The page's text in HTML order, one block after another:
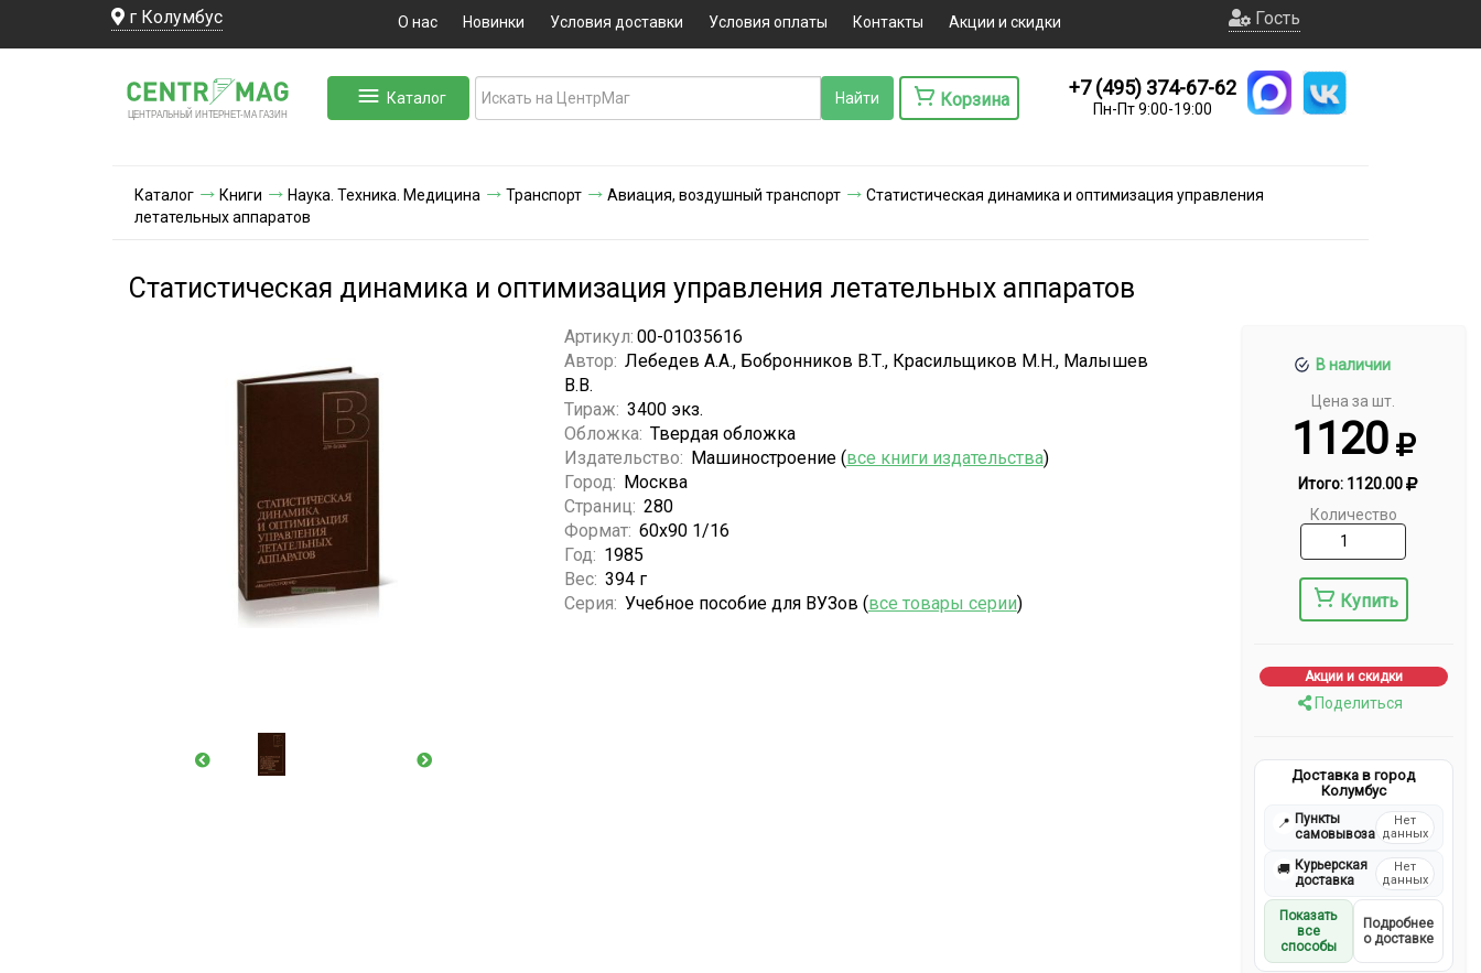
г Колумбус О нас Новинки Условия доставки Условия оплаты Контакты Акции и скидки Гость
ЦЕНТРАЛЬНЫЙ ИНТЕРНЕТ-МА ГАЗИН
Каталог Корзина
+7 (495) 374-67-62
Пн-Пт 9:00-19:00
Каталог Книги Наука. Техника. Медицина Транспорт Авиация, воздушный транспорт
Статистическая динамика и оптимизация управления
летательных аппаратов
Статистическая динамика и оптимизация управления летательных аппаратов
В наличии
Цена за шт.
1120
Итого: 1120.00
Количество
Купить
Акции и скидки
Поделиться
Доставка в город
Колумбус
📍 Пункты
самовывоза
Нет
данных
🚚 Курьерская
доставка
Нет
данных
Показать
все
способы
Подробнее
о доставке
Артикул: 00-01035616
Автор: Лебедев А.А., Бобронников В.Т., Красильщиков М.Н., Малышев
В.В.
Тираж: 3400 экз.
Обложка: Твердая обложка
Издательство: Машиностроение (все книги издательства)
Город: Москва
Страниц: 280
Формат: 60x90 1/16
Год: 1985
Вес: 394 г
Серия: Учебное пособие для ВУЗов (все товары серии)